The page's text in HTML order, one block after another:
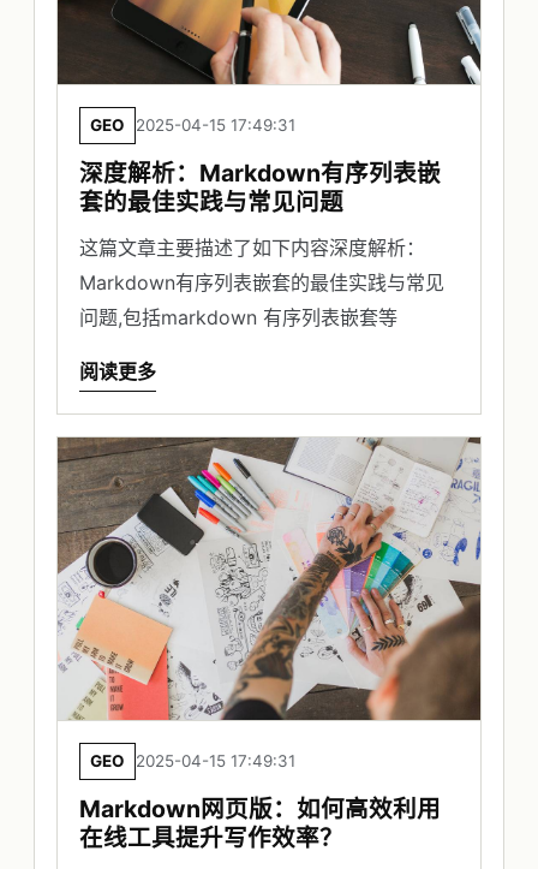
GEO 2025-04-15 17:49:31
深度解析：Markdown有序列表嵌
套的最佳实践与常见问题
这篇文章主要描述了如下内容深度解析：
Markdown有序列表嵌套的最佳实践与常见
问题,包括markdown 有序列表嵌套等
阅读更多
GEO 2025-04-15 17:49:31
Markdown网页版：如何高效利用
在线工具提升写作效率？